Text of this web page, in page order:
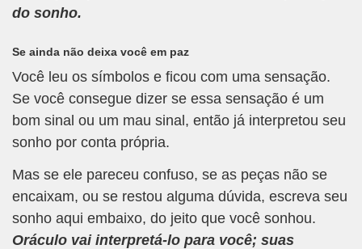
do sonho.
Se ainda não deixa você em paz
Você leu os símbolos e ficou com uma sensação.
Se você consegue dizer se essa sensação é um
bom sinal ou um mau sinal, então já interpretou seu
sonho por conta própria.
Mas se ele pareceu confuso, se as peças não se
encaixam, ou se restou alguma dúvida, escreva seu
sonho aqui embaixo, do jeito que você sonhou.
Oráculo vai interpretá-lo para você; suas